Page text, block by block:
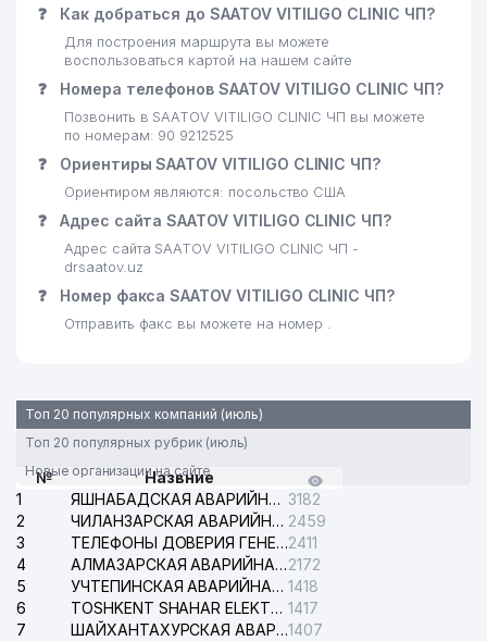
❓ Как добраться до SAATOV VITILIGO CLINIC ЧП?
Для построения маршрута вы можете
воспользоваться картой на нашем сайте
❓ Номера телефонов SAATOV VITILIGO CLINIC ЧП?
Позвонить в SAATOV VITILIGO CLINIC ЧП вы можете
по номерам: 90 9212525
❓ Ориентиры SAATOV VITILIGO CLINIC ЧП?
Ориентиром являются: посольство США
❓ Адрес сайта SAATOV VITILIGO CLINIC ЧП?
Адрес сайта SAATOV VITILIGO CLINIC ЧП -
drsaatov.uz
❓ Номер факса SAATOV VITILIGO CLINIC ЧП?
Отправить факс вы можете на номер .
Топ 20 популярных компаний (июль)
Топ 20 популярных рубрик (июль)
Новые организации на сайте
№
Назвние
1
ЯШНАБАДСКАЯ АВАРИЙНАЯ СЛУЖБА ЭЛЕКТРОСЕТИ 3182
2
ЧИЛАНЗАРСКАЯ АВАРИЙНАЯ СЛУЖБА ЭЛЕКТРОСЕТИ 2459
3
ТЕЛЕФОНЫ ДОВЕРИЯ ГЕНЕРАЛЬНОЙ ПРОКУРАТУРЫ РЕСПУБЛИКИ УЗБЕКИСТАН2411
4
АЛМАЗАРСКАЯ АВАРИЙНАЯ СЛУЖБА ЭЛЕКТРОСЕТИ2172
5
УЧТЕПИНСКАЯ АВАРИЙНАЯ СЛУЖБА ЭЛЕКТРОСЕТИ 1418
6
TOSHKENT SHAHAR ELEKTR TARMOQLARI KORXONASI АО 1417
7
ШАЙХАНТАХУРСКАЯ АВАРИЙНАЯ СЛУЖБА ЭЛЕКТРОСЕТИ1407